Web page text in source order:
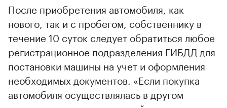
После приобретения автомобиля, как
нового, так и с пробегом, собственнику в
течение 10 суток следует обратиться любое
регистрационное подразделения ГИБДД для
постановки машины на учет и оформления
необходимых документов. «Если покупка
автомобиля осуществлялась в другом